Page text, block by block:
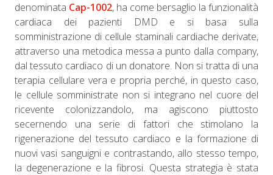
denominata Cap-1002, ha come bersaglio la funzionalità
cardiaca dei pazienti DMD e si basa sulla
somministrazione di cellule staminali cardiache derivate,
attraverso una metodica messa a punto dalla company,
dal tessuto cardiaco di un donatore. Non si tratta di una
terapia cellulare vera e propria perché, in questo caso,
le cellule somministrate non si integrano nel cuore del
ricevente colonizzandolo, ma agiscono piuttosto
secernendo una serie di fattori che stimolano la
rigenerazione del tessuto cardiaco e la formazione di
nuovi vasi sanguigni e contrastando, allo stesso tempo,
la degenerazione e la fibrosi. Questa strategia è stata